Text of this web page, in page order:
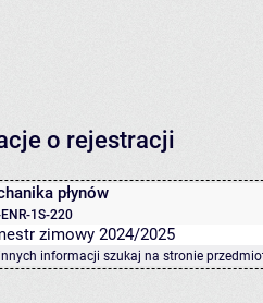
o rejestracji
płynów
1S-220
zimowy 2024/2025
informacji szukaj na stronie